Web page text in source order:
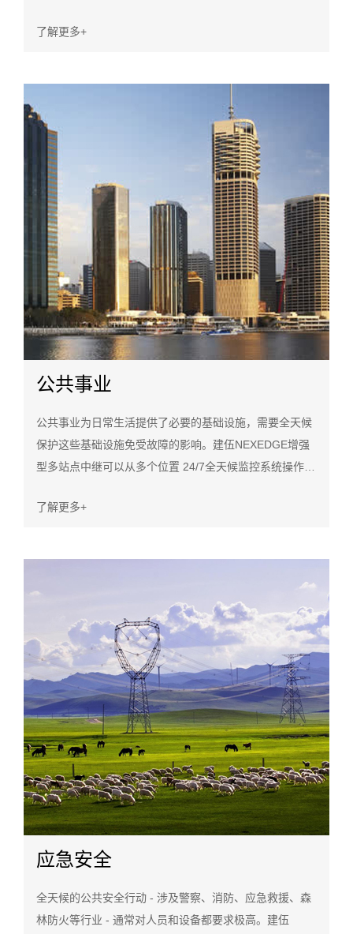
电系列还包括内置GPS的型号，可实现基于GPS的大众运
了解更多+
公共事业
公共事业为日常生活提供了必要的基础设施，需要全天候
保护这些基础设施免受故障的影响。建伍NEXEDGE增强
型多站点中继可以从多个位置 24/7全天候监控系统操作。
部署，为工作人员提供重要支持，以确保不间断的公共事
了解更多+
应急安全
全天候的公共安全行动 - 涉及警察、消防、应急救援、森
林防火等行业 - 通常对人员和设备都要求极高。建伍